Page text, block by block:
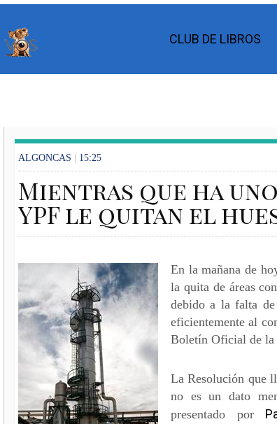
CLUB DE LIBROS
ALGONCAS | 15:25
Mientras que ha
YPF le quitan el
En la mañana de
la quita de áreas
debido a la falta de
eficientemente al
Boletín Oficial de la
La Resolución que
no es un dato
presentado por